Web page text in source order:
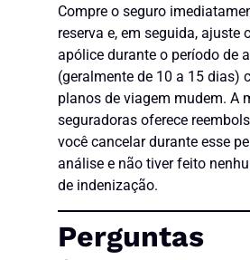
Compre o seguro
reserva e, em seguida, ajuste
apólice durante o período de
(geralmente de 10 a 15 dias)
planos de viagem mudem. A
seguradoras oferece
você cancelar durante esse
análise e não tiver feito
de indenização.
Perguntas